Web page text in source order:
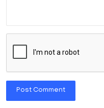
Post Comment